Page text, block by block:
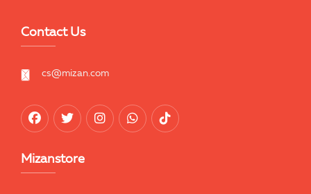
Contact Us
cs@mizan.com
Mizanstore